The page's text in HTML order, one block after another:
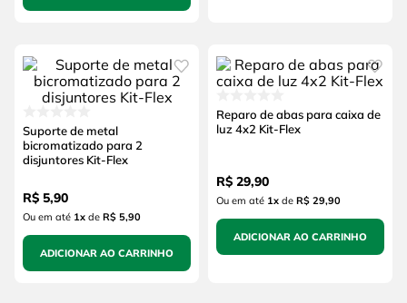
Suporte de metal
bicromatizado para 2
disjuntores Kit-Flex
R$ 5,90
Ou em até 1xde R$ 5,90
ADICIONAR AO CARRINHO
Reparo de abas para caixa de
luz 4x2 Kit-Flex
R$ 29,90
Ou em até 1xde R$ 29,90
ADICIONAR AO CARRINHO